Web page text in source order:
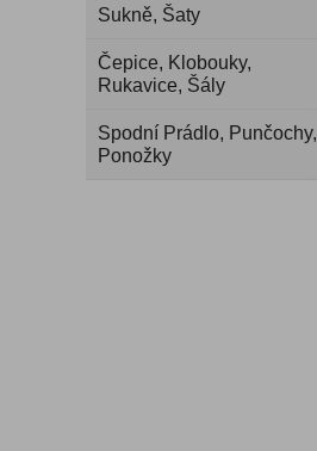
Sukně, Šaty
Čepice, Klobouky,
Rukavice, Šály
Spodní Prádlo, Punčochy,
Ponožky